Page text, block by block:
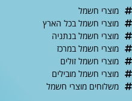
מוצרי חשמל
מוצרי חשמל בכל הארץ
מוצרי חשמל בנתניה
מוצרי חשמל במרכז
מוצרי חשמל זולים
מוצרי חשמל מובילים
משלוחים מוצרי חשמל